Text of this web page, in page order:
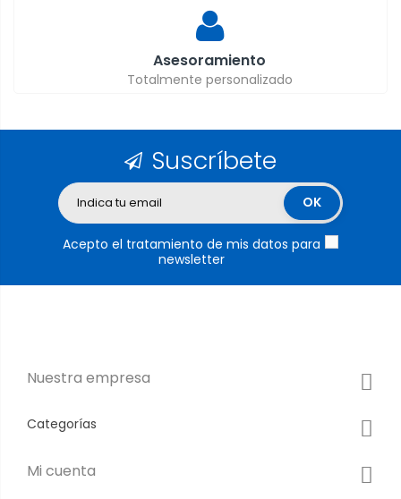
Asesoramiento
Totalmente personalizado
Suscríbete
Acepto el tratamiento de mis datos para
newsletter
Nuestra empresa
Categorías
Mi cuenta